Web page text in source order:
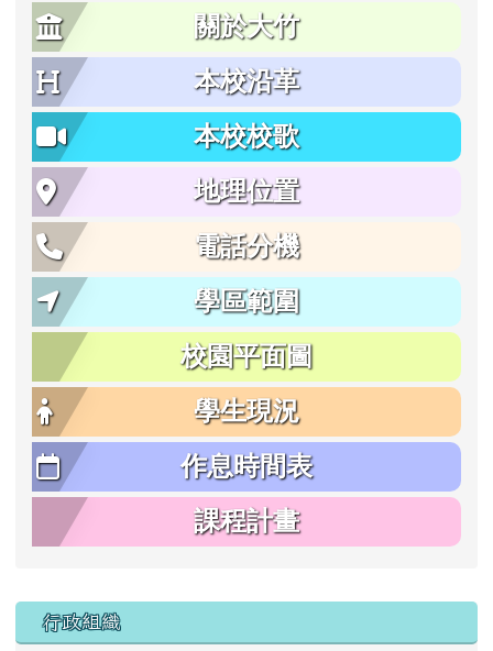
關於大竹
本校沿革
本校校歌
地理位置
電話分機
學區範圍
校園平面圖
學生現況
作息時間表
課程計畫
行政組織